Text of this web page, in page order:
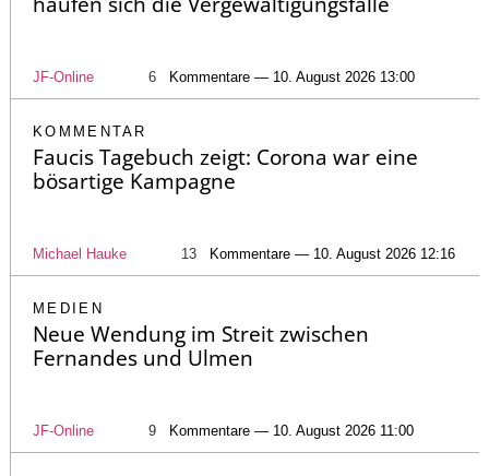
JF-Online 6 Kommentare — 10. August 2026 13:00
KOMMENTAR
Faucis Tagebuch zeigt: Corona war eine
bösartige Kampagne
Michael Hauke 13 Kommentare — 10. August 2026 12:16
MEDIEN
Neue Wendung im Streit zwischen
Fernandes und Ulmen
JF-Online 9 Kommentare — 10. August 2026 11:00